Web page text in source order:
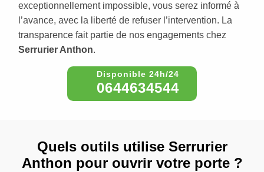
exceptionnellement impossible, vous serez informé à
l’avance, avec la liberté de refuser l’intervention. La
transparence fait partie de nos engagements chez
Serrurier Anthon.
0644634544
Quels outils utilise Serrurier
Anthon pour ouvrir votre porte ?